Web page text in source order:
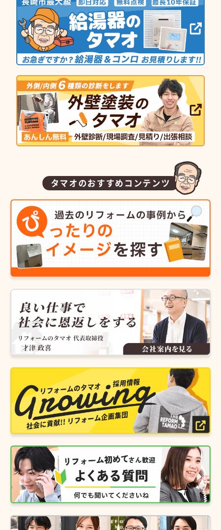
タマオのおすすめコンテンツ